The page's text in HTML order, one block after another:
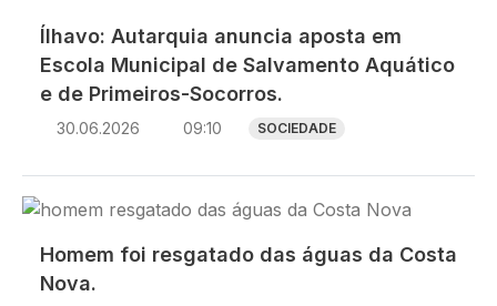
Ílhavo: Autarquia anuncia aposta em
Escola Municipal de Salvamento Aquático
e de Primeiros-Socorros.
30.06.2026 09:10 SOCIEDADE
Imagem
Homem foi resgatado das águas da Costa
Nova.